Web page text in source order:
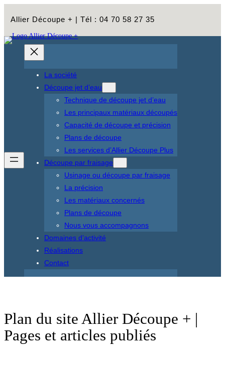
contenu
Allier Découpe + | Tél : 04 70 58 27 35
La société
Découpe jet d’eau
Technique de découpe jet d’eau
Les principaux matériaux découpés
Capacité de découpe et précision
Plans de découpe
Les services d’Allier Découpe Plus
Découpe par fraisage
Usinage ou découpe par fraisage
La précision
Les matériaux concernés
Plans de découpe
Nous vous accompagnons
Domaines d’activité
Réalisations
Contact
Plan du site Allier Découpe + |
Pages et articles publiés